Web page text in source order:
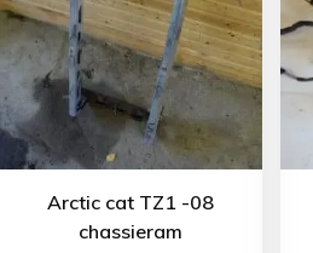
Arctic cat TZ1 -08
chassieram